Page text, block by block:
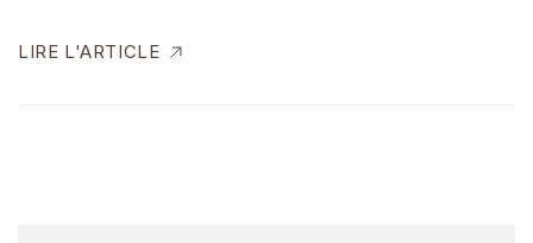
LIRE L'ARTICLE